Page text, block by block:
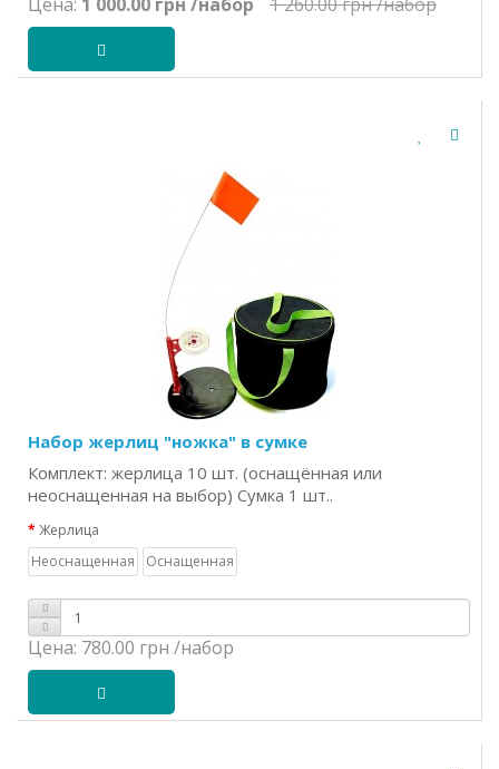
Набор жерлиц "ножка" в сумке
Комплект: жерлица 10 шт. (оснащённая или
неоснащенная на выбор) Сумка 1 шт..
Жерлица
Неоснащенная
Оснащенная
Цена: 780.00 грн /набор